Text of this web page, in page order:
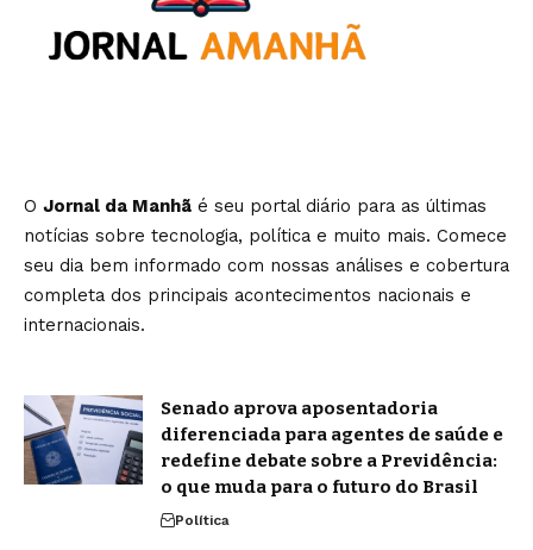
O Jornal da Manhã é seu portal diário para as últimas
notícias sobre tecnologia, política e muito mais. Comece
seu dia bem informado com nossas análises e cobertura
completa dos principais acontecimentos nacionais e
internacionais.
Senado aprova aposentadoria
diferenciada para agentes de saúde e
redefine debate sobre a Previdência:
o que muda para o futuro do Brasil
Política